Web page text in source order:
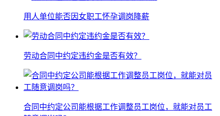
用人单位能否因女职工怀孕调岗降薪
劳动合同中约定违约金是否有效？
合同中约定公司能根据工作调整员工岗位，就能对员工